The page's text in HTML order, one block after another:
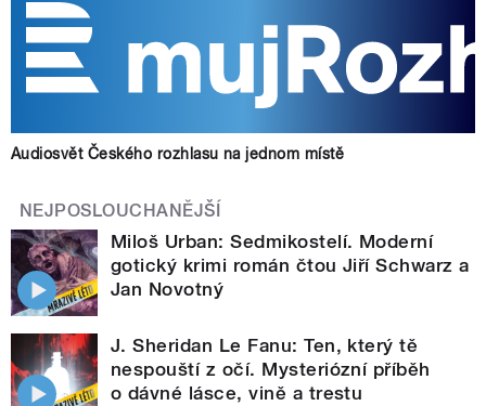
Audiosvět Českého rozhlasu na jednom místě
NEJPOSLOUCHANĚJŠÍ
Miloš Urban: Sedmikostelí. Moderní
gotický krimi román čtou Jiří Schwarz a
Jan Novotný
J. Sheridan Le Fanu: Ten, který tě
nespouští z očí. Mysteriózní příběh
o dávné lásce, vině a trestu